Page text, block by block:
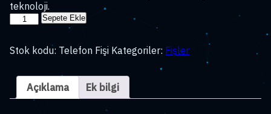
teknoloji.
Makel
Fişi
adet
Sepete Ekle
Stok kodu: Telefon Fişi Kategoriler: Fişler
Açıklama Ek bilgi